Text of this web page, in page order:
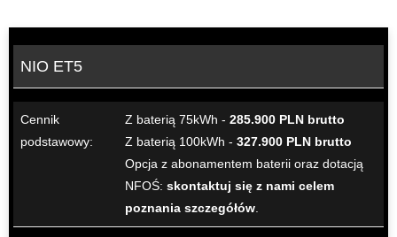
NIO ET5
Cennik
podstawowy:
Z baterią 75kWh - 285.900 PLN brutto
Z baterią 100kWh - 327.900 PLN brutto
Opcja z abonamentem baterii oraz dotacją
NFOŚ: skontaktuj się z nami celem
poznania szczegółów